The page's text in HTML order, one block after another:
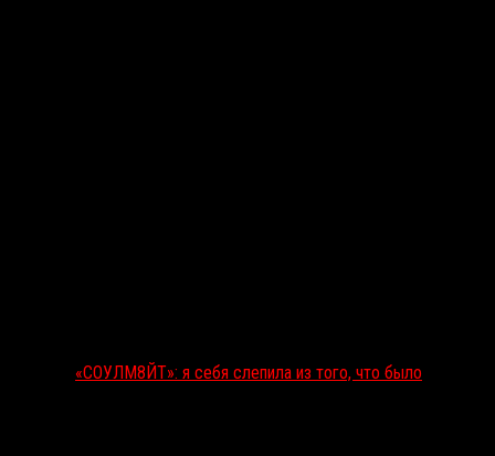
«СОУЛМ8ЙТ»: я себя слепила из того, что было